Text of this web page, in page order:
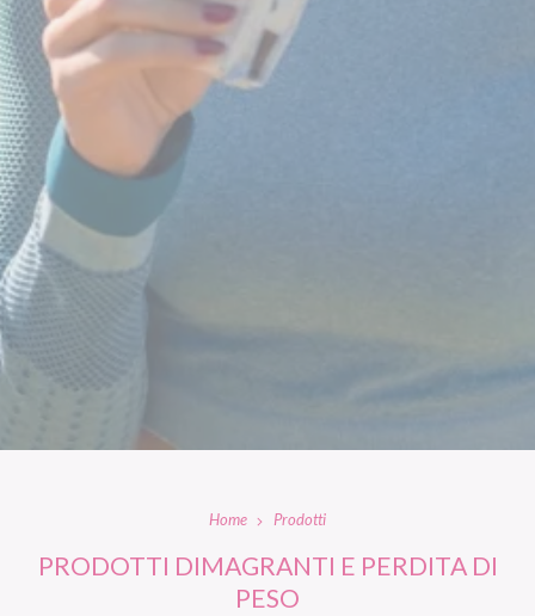
Home Prodotti
PRODOTTI DIMAGRANTI E PERDITA DI
PESO